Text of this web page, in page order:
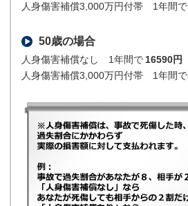
人身傷害補償3,000万円付帯 1年間で
50歳の場合
人身傷害補償なし 1年間で 16590円
人身傷害補償3,000万円付帯 1年間で